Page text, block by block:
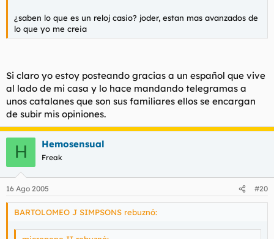
¿saben lo que es un reloj casio? joder, estan mas avanzados de
lo que yo me creia
Si claro yo estoy posteando gracias a un español que vive
al lado de mi casa y lo hace mandando telegramas a
unos catalanes que son sus familiares ellos se encargan
de subir mis opiniones.
H Hemosensual
Freak
16 Ago 2005 #20
BARTOLOMEO J SIMPSONS rebuznó: